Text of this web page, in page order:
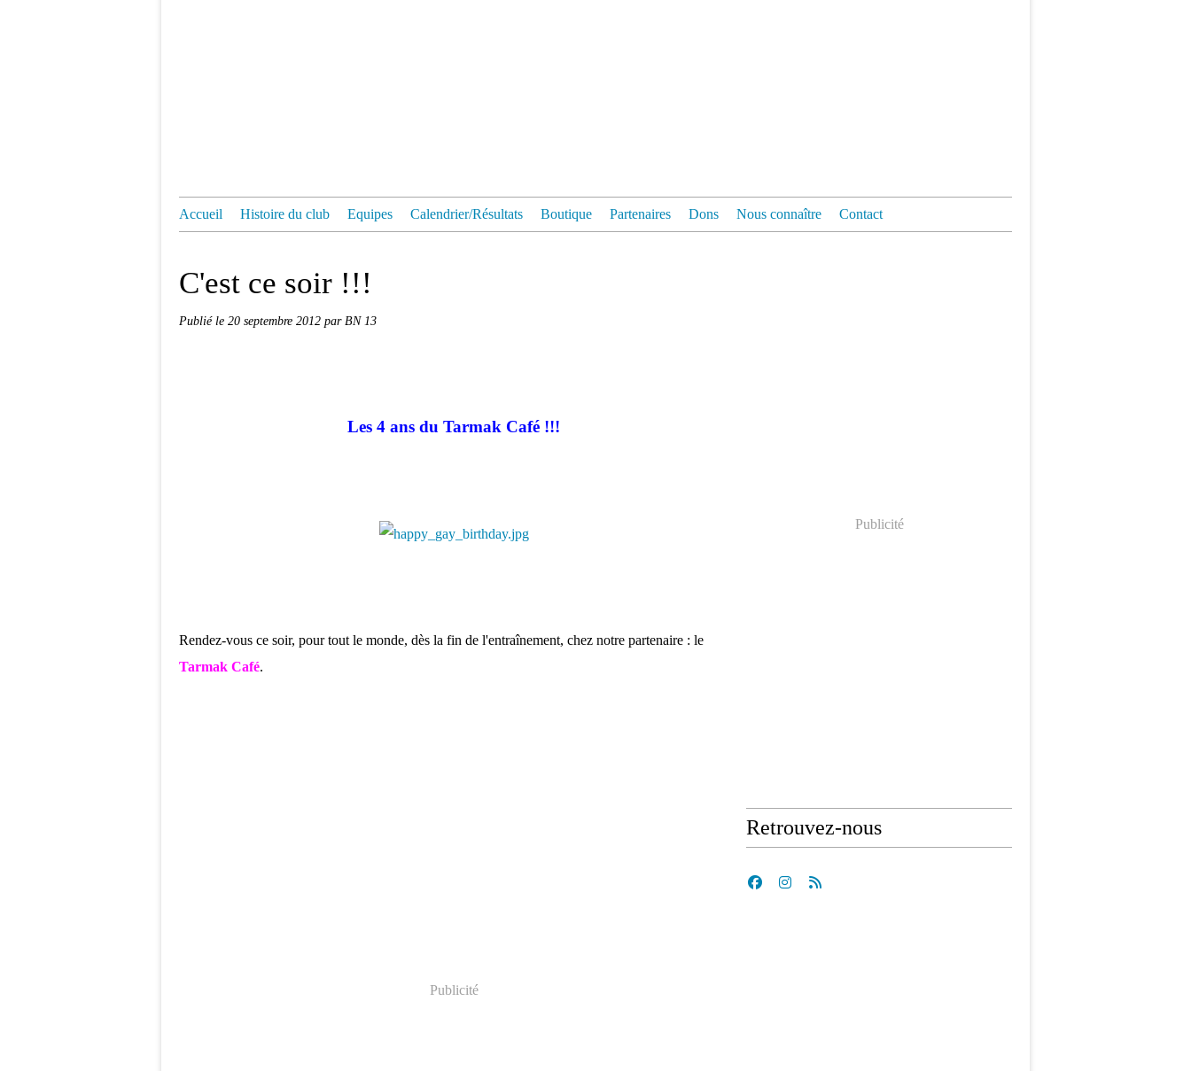
Accueil Histoire du club Equipes Calendrier/Résultats Boutique Partenaires Dons Nous connaître Contact
C'est ce soir !!!
Publié le 20 septembre 2012 par BN 13
Les 4 ans du Tarmak Café !!!
Rendez-vous ce soir, pour tout le monde, dès la fin de l'entraînement, chez notre partenaire : le
Tarmak Café.
Publicité
Publicité
Retrouvez-nous